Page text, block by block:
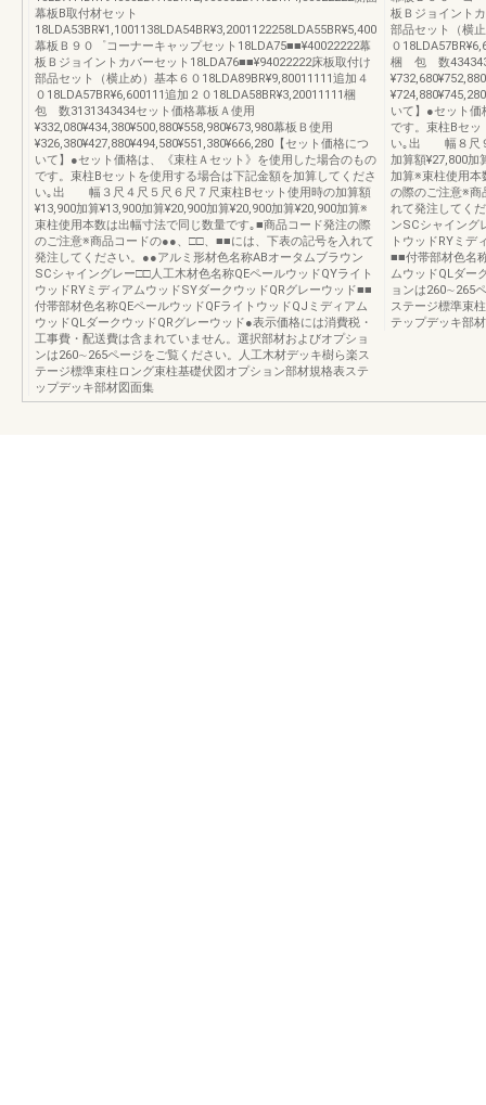
幕板B取付材セット
18LDA53BR¥1,1001138LDA54BR¥3,2001122258LDA55BR¥5,400
幕板Ｂ９０゜コーナーキャップセット18LDA75■■¥40022222幕
板Ｂジョイントカバーセット18LDA76■■¥94022222床板取付け
部品セット（横止め）基本６０18LDA89BR¥9,80011111追加４
０18LDA57BR¥6,600111追加２０18LDA58BR¥3,20011111梱
包 数3131343434セット価格幕板Ａ使用
¥332,080¥434,380¥500,880¥558,980¥673,980幕板Ｂ使用
¥326,380¥427,880¥494,580¥551,380¥666,280【セット価格につ
いて】●セット価格は、《束柱Ａセット》を使用した場合のもの
です。束柱Bセットを使用する場合は下記金額を加算してくださ
い｡出 幅３尺４尺５尺６尺７尺束柱Bセット使用時の加算額
¥13,900加算¥13,900加算¥20,900加算¥20,900加算¥20,900加算※
束柱使用本数は出幅寸法で同じ数量です｡■商品コード発注の際
のご注意※商品コードの●●、□□、■■には、下表の記号を入れて
発注してください。●●アルミ形材色名称ABオータムブラウン
SCシャイングレー□□人工木材色名称QEペールウッドQYライト
ウッドRYミディアムウッドSYダークウッドQRグレーウッド■■
付帯部材色名称QEペールウッドQFライトウッドQJミディアム
ウッドQLダークウッドQRグレーウッド●表示価格には消費税・
工事費・配送費は含まれていません。選択部材およびオプショ
ンは260∼265ページをご覧ください。人工木材デッキ樹ら楽ス
テージ標準束柱ロング束柱基礎伏図オプション部材規格表ステ
ップデッキ部材図面集
板Ｂジョイント
部品セット（横
０
梱 包 数
いて】●セット価
です。束柱Bセッ
い｡出 幅８尺９
加算額¥27,800加
加算※束柱使用本
の際のご注意※
れて発注してく
ンSCシャイング
トウッドRYミデ
■■付帯部材色名
ムウッドQLダー
ョンは260∼265
ステージ標準束
テップデッキ部